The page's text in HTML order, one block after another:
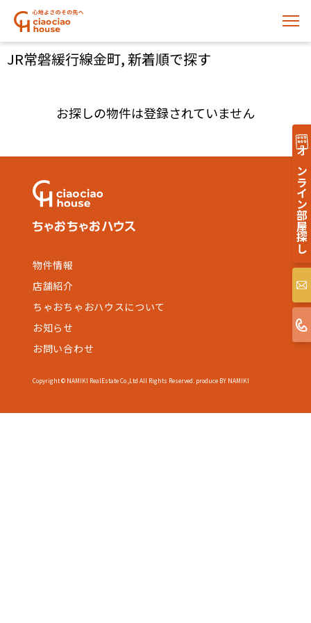
JR常磐緩行線金町, 新着順で探す
お探しの物件は登録されていません
オンライン部屋探し
物件情報
店舗紹介
ちゃおちゃおハウスについて
お知らせ
お問い合わせ
Copyright © NAMIKI RealEstate Co.,Ltd All Rights Reserved. produce BY NAMIKI